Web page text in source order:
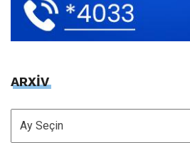
ARXİV
ARXİV